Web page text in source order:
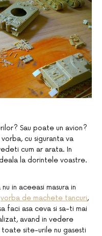
Sau poate un avion?
cu siguranta va
cum ar arata. In
la dorintele voastre.
in aceeasi masura in
vorba de machete tancuri,
faci asa ceva si sa-ti mai
avand in vedere
site-urile nu gasesti